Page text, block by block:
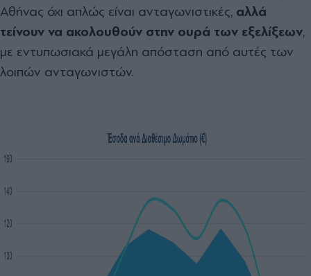
Αθήνας όχι απλώς είναι ανταγωνιστικές, αλλά
τείνουν να ακολουθούν στην ουρά των εξελίξεων,
με εντυπωσιακά μεγάλη απόσταση από αυτές των
λοιπών ανταγωνιστών.